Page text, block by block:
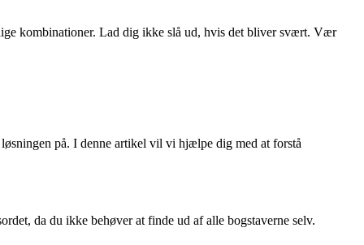
kombinationer. Lad dig ikke slå ud, hvis det bliver svært. Vær
på. I denne artikel vil vi hjælpe dig med at forstå
da du ikke behøver at finde ud af alle bogstaverne selv.